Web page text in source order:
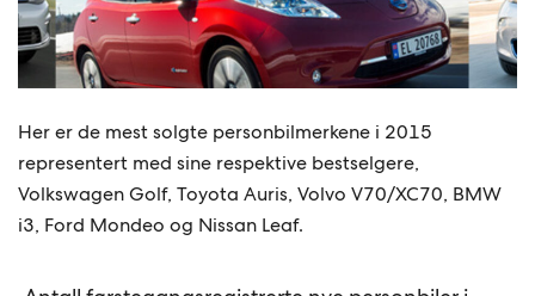
Her er de mest solgte personbilmerkene i 2015
representert med sine respektive bestselgere,
Volkswagen Golf, Toyota Auris, Volvo V70/XC70, BMW
i3, Ford Mondeo og Nissan Leaf.